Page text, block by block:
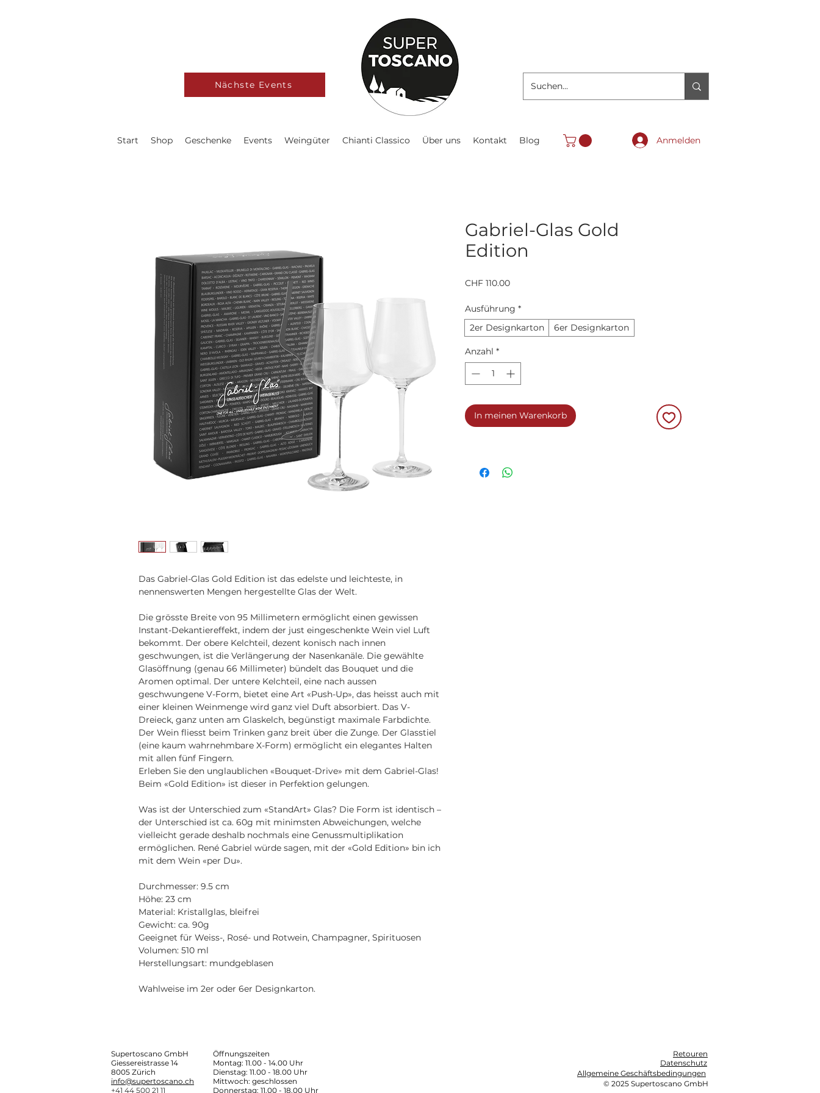
Nächste Events
Start Shop Geschenke Events Weingüter Chianti Classico Über uns Kontakt Blog Anmelden
Das Gabriel-Glas Gold Edition ist das edelste und leichteste, in
nennenswerten Mengen hergestellte Glas der Welt.
Die grösste Breite von 95 Millimetern ermöglicht einen gewissen
Instant-Dekantiereffekt, indem der just eingeschenkte Wein viel Luft
bekommt. Der obere Kelchteil, dezent konisch nach innen
geschwungen, ist die Verlängerung der Nasenkanäle. Die gewählte
Glasöffnung (genau 66 Millimeter) bündelt das Bouquet und die
Aromen optimal. Der untere Kelchteil, eine nach aussen
geschwungene V-Form, bietet eine Art «Push-Up», das heisst auch mit
einer kleinen Weinmenge wird ganz viel Duft absorbiert. Das V-
Dreieck, ganz unten am Glaskelch, begünstigt maximale Farbdichte.
Der Wein fliesst beim Trinken ganz breit über die Zunge. Der Glasstiel
(eine kaum wahrnehmbare X-Form) ermöglicht ein elegantes Halten
mit allen fünf Fingern.
Erleben Sie den unglaublichen «Bouquet-Drive» mit dem Gabriel-Glas!
Beim «Gold Edition» ist dieser in Perfektion gelungen.
Was ist der Unterschied zum «StandArt» Glas? Die Form ist identisch –
der Unterschied ist ca. 60g mit minimsten Abweichungen, welche
vielleicht gerade deshalb nochmals eine Genussmultiplikation
ermöglichen. René Gabriel würde sagen, mit der «Gold Edition» bin ich
mit dem Wein «per Du».
Durchmesser: 9.5 cm
Höhe: 23 cm
Material: Kristallglas, bleifrei
Gewicht: ca. 90g
Geeignet für Weiss-, Rosé- und Rotwein, Champagner, Spirituosen
Volumen: 510 ml
Herstellungsart: mundgeblasen
Wahlweise im 2er oder 6er Designkarton.
Gabriel-Glas Gold
Edition
CHF 110.00Preis
Ausführung *
2er Designkarton
6er Designkarton
Anzahl *
In meinen Warenkorb
Supertoscano GmbH
Giessereistrasse 14
8005 Zürich
info@supertoscano.ch
+41 44 500 21 11
Öffnungszeiten
Montag: 11.00 - 14.00 Uhr
Dienstag: 11.00 - 18.00 Uhr
Mittwoch: geschlossen
Donnerstag: 11.00 - 18.00 Uhr
Retouren
Datenschutz
Allgemeine Geschäftsbedingungen
© 2025 Supertoscano GmbH